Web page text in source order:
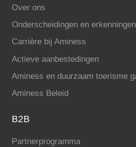
Over ons
Onderscheidingen en erkenningen
Carrière bij Aminess
Actieve aanbestedingen
Aminess en duurzaam toerisme
Aminess Beleid
B2B
Partnerprogramma